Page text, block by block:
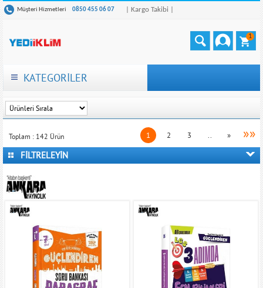
Müşteri Hizmetleri 0850 455 06 07 | Kargo Takibi |
1
KATEGORİLER
Toplam : 142 Ürün 1 2 3 » »»
FİLTRELEYİN